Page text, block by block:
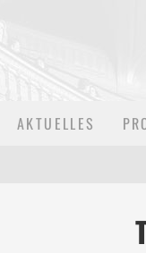
AKTUELLES